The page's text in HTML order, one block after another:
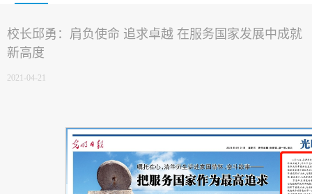
校长邱勇：肩负使命 追求卓越 在服务国家发展中成就
新高度
2021-04-21